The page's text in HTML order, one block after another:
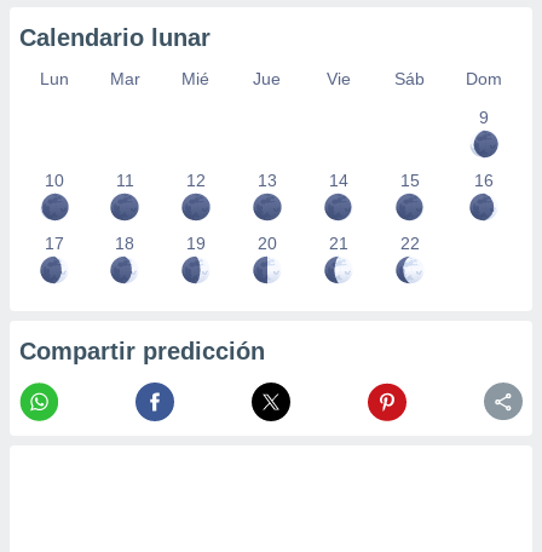
Calendario lunar
Lun Mar Mié Jue Vie Sáb
Dom
9
10 11 12 13 14 15 16
17 18 19 20 21 22
Compartir predicción